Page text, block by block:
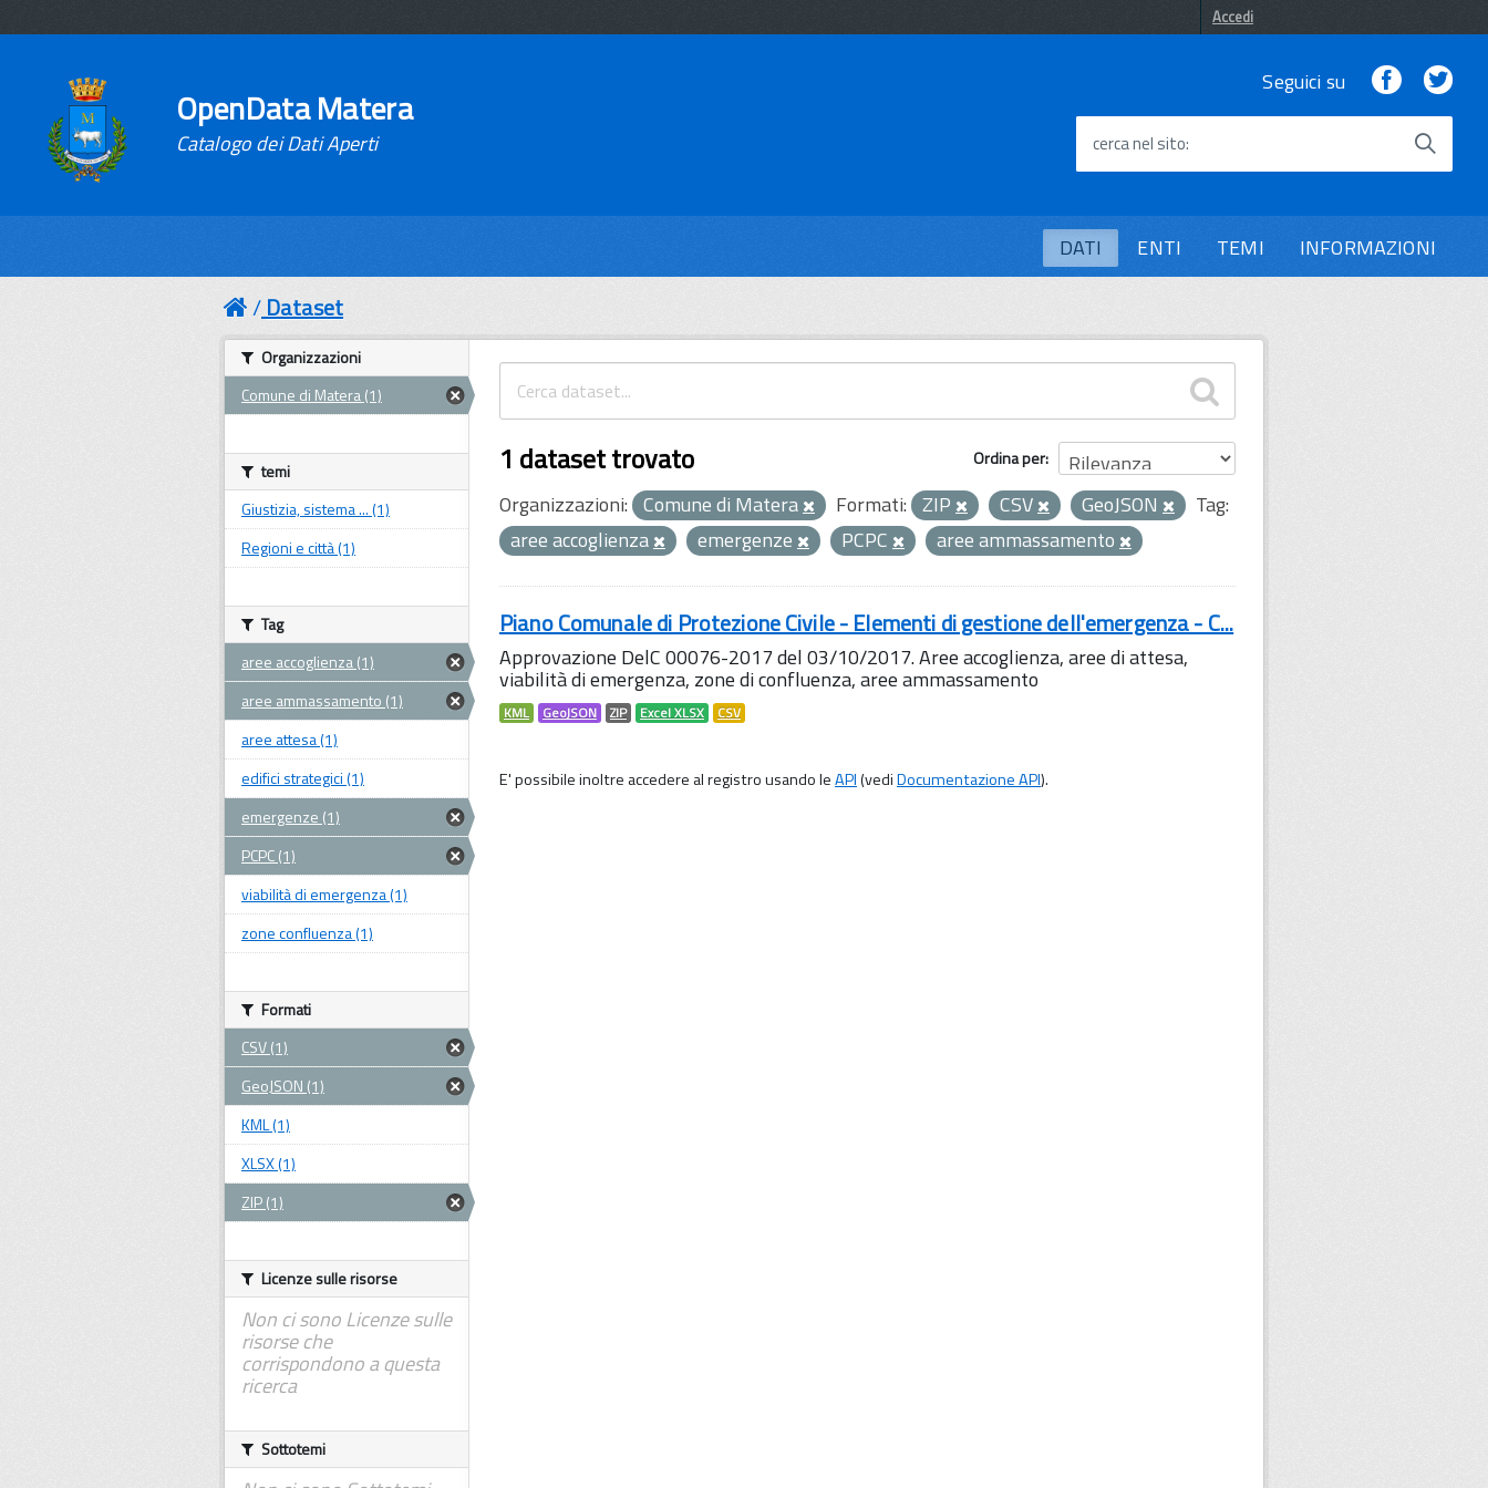
Accedi
OpenData Matera
Catalogo dei Dati Aperti
Seguici su Facebook
cerca nel sito
DATI ENTI TEMI INFORMAZIONI
Dataset
Ordina per
1 dataset trovato
Organizzazioni: Comune di Matera Formati: ZIP CSV GeoJSON
Tag:
aree accoglienza
emergenze PCPC aree ammassamento
Piano Comunale di Protezione Civile - Elementi di gestione dell'emergenza - C...
Approvazione DelC 00076-2017 del 03/10/2017. Aree accoglienza, aree di attesa,
viabilità di emergenza, zone di confluenza, aree ammassamento
KML GeoJSON ZIP Excel XLSX CSV
E' possibile inoltre accedere al registro usando leAPI(vediDocumentazione API).
Organizzazioni
Comune di Matera (1)
temi
Giustizia, sistema ... (1)
Regioni e città (1)
Tag
aree accoglienza (1)
aree ammassamento (1)
aree attesa (1)
edifici strategici (1)
emergenze (1)
PCPC (1)
viabilità di emergenza (1)
zone confluenza (1)
Formati
CSV (1)
GeoJSON (1)
KML (1)
XLSX (1)
ZIP (1)
Licenze sulle risorse
Non ci sono Licenze sulle
risorse che
corrispondono a questa
ricerca
Sottotemi